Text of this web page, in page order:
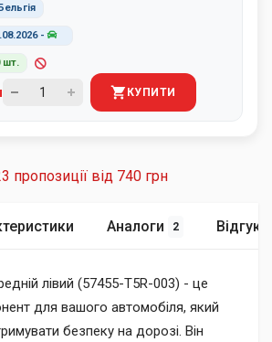
-
шт.
КУПИТИ
Ще 23 пропозиції від 740 грн
Аналоги 2 Відгуки
лівий (57455-T5R-003) - це
для вашого автомобіля, який
безпеку на дорозі. Він